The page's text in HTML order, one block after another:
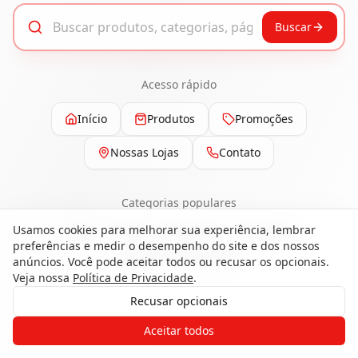
Buscar
Acesso rápido
Início Produtos Promoções
Nossas Lojas Contato
Categorias populares
Pisos Portas Esquadrias
Ferragens
Painéis e Revestimentos
Gostaria de receber o contato de um
de nossos especialistas?
Usamos cookies para melhorar sua experiência, lembrar
preferências e medir o desempenho do site e dos nossos
anúncios. Você pode aceitar todos ou recusar os opcionais.
Veja nossa Política de Privacidade.
Recusar opcionais
Aceitar todos